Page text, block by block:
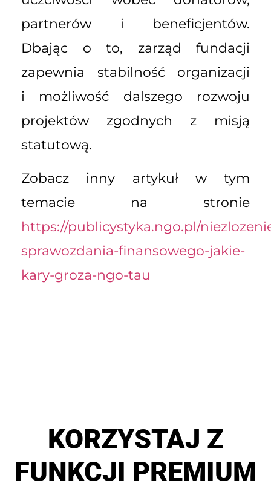
partnerów i beneficjentów.
Dbając o to, zarząd fundacji
zapewnia stabilność organizacji
i możliwość dalszego rozwoju
projektów zgodnych z misją
statutową.
Zobacz inny artykuł w tym
temacie na stronie
https://publicystyka.ngo.pl/
sprawozdania-finansowego-jakie-
kary-groza-ngo-tau
KORZYSTAJ Z
FUNKCJI PREMIUM